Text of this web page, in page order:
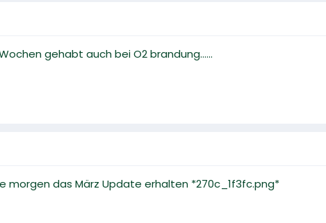
gehabt auch bei O2 brandung......
morgen das März Update erhalten *270c_1f3fc.png*